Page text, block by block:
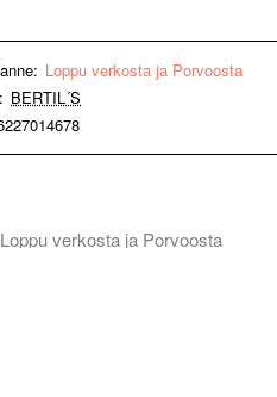
Loppu verkosta ja Porvoosta
BERTIL´S
Loppu verkosta ja Porvoosta